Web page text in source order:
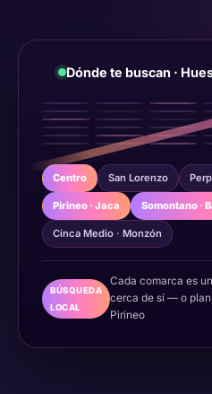
Dónde te buscan ·
Centro San Lorenzo
Pirineo · Jaca Somontano ·
Cinca Medio · Monzón
BÚSQUEDA
LOCAL
Cada comarca es
cerca de sí — o
Pirineo